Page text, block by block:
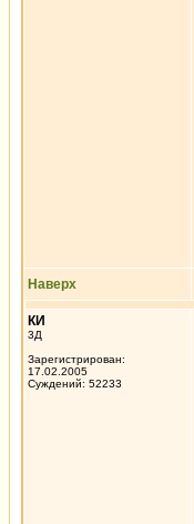
Наверх
КИ
3Д
Зарегистрирован:
17.02.2005
Суждений: 52233